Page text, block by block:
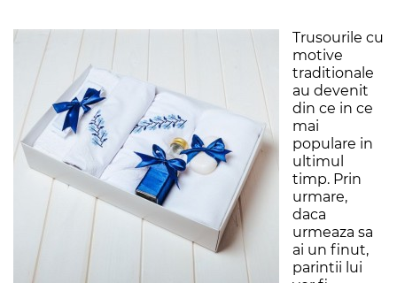
Trusourile cu
motive
traditionale
au devenit
din ce in ce
mai
populare in
ultimul
timp. Prin
urmare,
daca
urmeaza sa
ai un finut,
parintii lui